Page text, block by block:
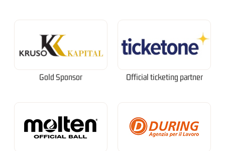
Gold Sponsor Official ticketing partner